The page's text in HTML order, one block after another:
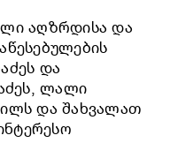
აღზრდისა და
და
ლალი
და შახვალათ